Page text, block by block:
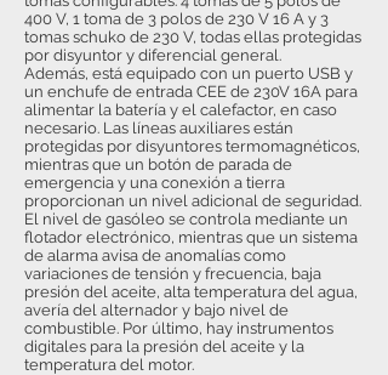
400 V, 1 toma de 3 polos de 230 V 16 A y 3
tomas schuko de 230 V, todas ellas protegidas
por disyuntor y diferencial general.
Además, está equipado con un puerto USB y
un enchufe de entrada CEE de 230V 16A para
alimentar la batería y el calefactor, en caso
necesario. Las líneas auxiliares están
protegidas por disyuntores termomagnéticos,
mientras que un botón de parada de
emergencia y una conexión a tierra
proporcionan un nivel adicional de seguridad.
El nivel de gasóleo se controla mediante un
flotador electrónico, mientras que un sistema
de alarma avisa de anomalías como
variaciones de tensión y frecuencia, baja
presión del aceite, alta temperatura del agua,
avería del alternador y bajo nivel de
combustible. Por último, hay instrumentos
digitales para la presión del aceite y la
temperatura del motor.